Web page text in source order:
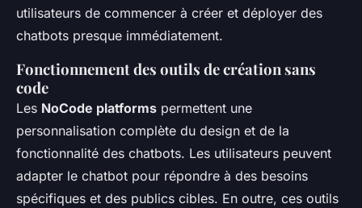
utilisateurs de commencer à créer et déployer des
chatbots presque immédiatement.
Fonctionnement des outils de création sans
code
Les NoCode platforms permettent une
personnalisation complète du design et de la
fonctionnalité des chatbots. Les utilisateurs peuvent
adapter le chatbot pour répondre à des besoins
spécifiques et des publics cibles. En outre, ces outils